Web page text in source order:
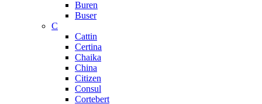
Buren
Buser
C
Cattin
Certina
Chaika
China
Citizen
Consul
Cortebert